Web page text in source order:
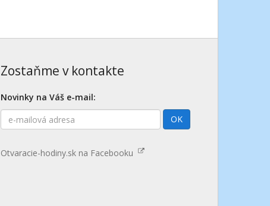
Zostaňme v kontakte
Novinky na Váš e-mail:
E-
mailová
OK
Otvaracie-hodiny.sk na Facebooku